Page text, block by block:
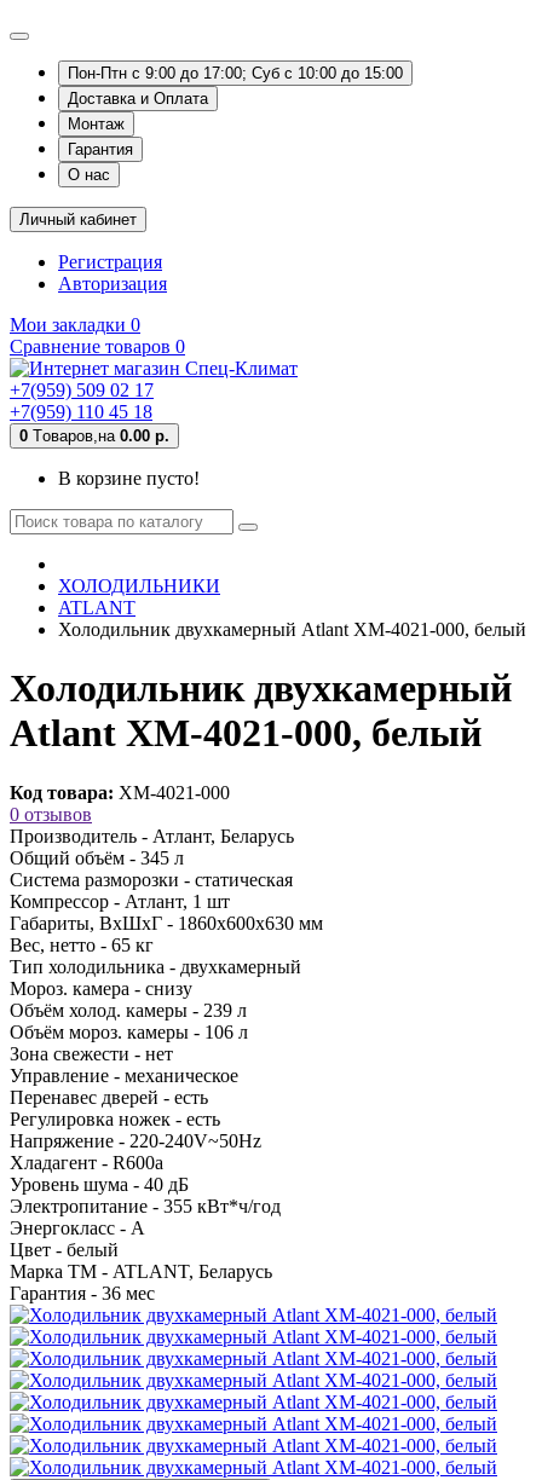
Пон-Птн с 9:00 до 17:00; Суб с 10:00 до 15:00
Доставка и Оплата
Монтаж
Гарантия
О нас
Личный кабинет
Регистрация
Авторизация
Мои закладки 0
Сравнение товаров 0
+7(959) 509 02 17
+7(959) 110 45 18
0 Tоваров,на 0.00 р.
В корзине пусто!
ХОЛОДИЛЬНИКИ
ATLANT
Холодильник двухкамерный Atlant ХМ-4021-000, белый
Холодильник двухкамерный
Atlant ХМ-4021-000, белый
Код товара: ХМ-4021-000
0 отзывов
Производитель - Атлант, Беларусь
Общий объём - 345 л
Система разморозки - статическая
Компрессор - Атлант, 1 шт
Габариты, ВхШхГ - 1860х600х630 мм
Вес, нетто - 65 кг
Тип холодильника - двухкамерный
Мороз. камера - снизу
Объём холод. камеры - 239 л
Объём мороз. камеры - 106 л
Зона свежести - нет
Управление - механическое
Перенавес дверей - есть
Регулировка ножек - есть
Напряжение - 220-240V~50Hz
Хладагент - R600a
Уровень шума - 40 дБ
Электропитание - 355 кВт*ч/год
Энергокласс - А
Цвет - белый
Марка ТМ - ATLANT, Беларусь
Гарантия - 36 мес